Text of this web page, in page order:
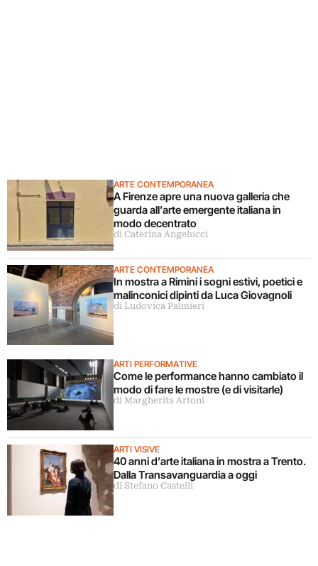
ARTE CONTEMPORANEA
A Firenze apre una nuova galleria che
guarda all’arte emergente italiana in
modo decentrato
di Caterina Angelucci
ARTE CONTEMPORANEA
In mostra a Rimini i sogni estivi, poetici e
malinconici dipinti da Luca Giovagnoli
di Ludovica Palmieri
ARTI PERFORMATIVE
Come le performance hanno cambiato il
modo di fare le mostre (e di visitarle)
di Margherita Artoni
ARTI VISIVE
40 anni d’arte italiana in mostra a Trento.
Dalla Transavanguardia a oggi
di Stefano Castelli